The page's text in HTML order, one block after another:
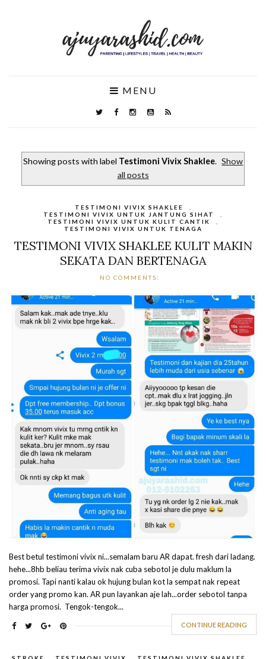
MENU
Showing posts with label Testimoni Vivix Shaklee. Show
all posts
TESTIMONI VIVIX SHAKLEE
TESTIMONI VIVIX UNTUK JANTUNG SIHAT
TESTIMONI VIVIX UNTUK KULIT CANTIK
TESTIMONI VIVIX UNTUK TENAGA
TESTIMONI VIVIX SHAKLEE KULIT MAKIN
SEKATA DAN BERTENAGA
NO COMMENTS:
Best betul testimoni vivix ni...semalam baru AR dapat. fresh dari ladang.
hehe...8hb beliau terima vivix nak cuba sebotol je dulu maklum la
promosi. Tapi nanti kalau ok hujung bulan kot la sempat nak repeat
order yang promo kan. AR pun layankan aje lah...order sebotol tanpa
harga promosi. Tengok-tengok...
CONTINUE READING